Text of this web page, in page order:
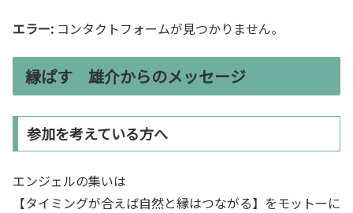
エラー: コンタクトフォームが見つかりません。
縁ぱす 雄介からのメッセージ
参加を考えている方へ
エンジェルの集いは
【タイミングが合えば自然と縁はつながる】をモットーに